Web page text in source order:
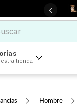
MÁS BUSCADOS
tienda
Hombre